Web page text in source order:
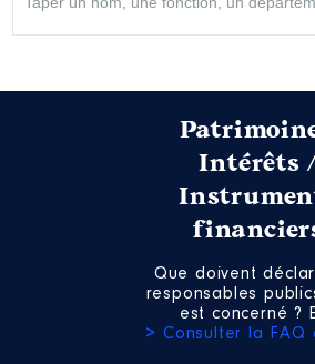
Intérêts
Que doivent
responsables
est concerné ?
> Consulter la FAQ